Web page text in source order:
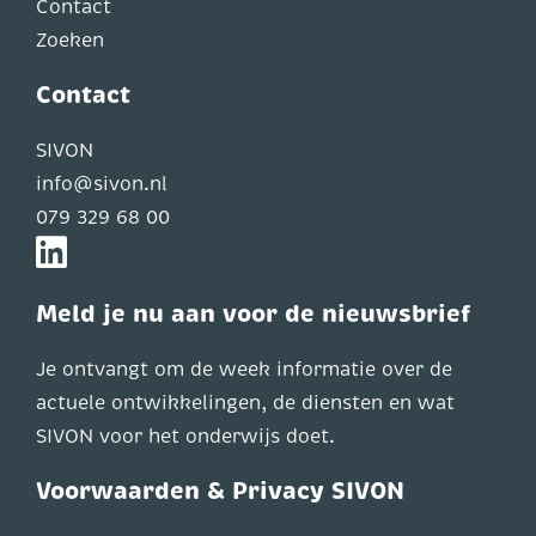
Contact
Zoeken
Contact
SIVON
info@sivon.nl
079 329 68 00
Meld je nu aan voor de nieuwsbrief
Je ontvangt om de week informatie over de
actuele ontwikkelingen, de diensten en wat
SIVON voor het onderwijs doet.
Voorwaarden & Privacy SIVON